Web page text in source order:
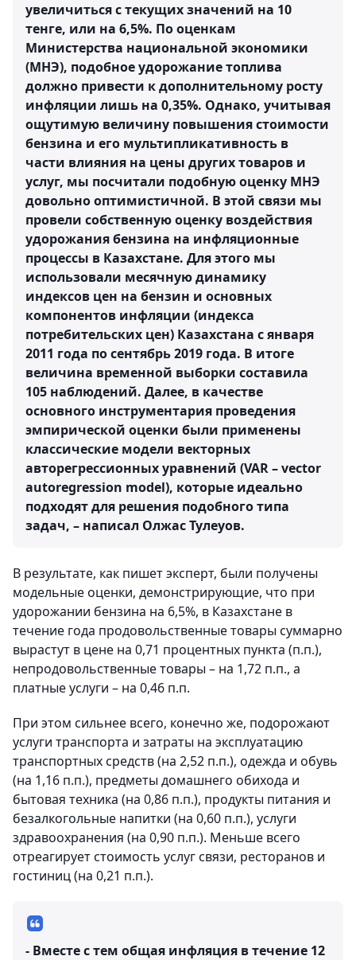
увеличиться с текущих значений на 10
тенге, или на 6,5%. По оценкам
Министерства национальной экономики
(МНЭ), подобное удорожание топлива
должно привести к дополнительному росту
инфляции лишь на 0,35%. Однако, учитывая
ощутимую величину повышения стоимости
бензина и его мультипликативность в
части влияния на цены других товаров и
услуг, мы посчитали подобную оценку МНЭ
довольно оптимистичной. В этой связи мы
провели собственную оценку воздействия
удорожания бензина на инфляционные
процессы в Казахстане. Для этого мы
использовали месячную динамику
индексов цен на бензин и основных
компонентов инфляции (индекса
потребительских цен) Казахстана с января
2011 года по сентябрь 2019 года. В итоге
величина временной выборки составила
105 наблюдений. Далее, в качестве
основного инструментария проведения
эмпирической оценки были применены
классические модели векторных
авторегрессионных уравнений (VAR – vector
autoregression model), которые идеально
подходят для решения подобного типа
задач, – написал Олжас Тулеуов.
В результате, как пишет эксперт, были получены
модельные оценки, демонстрирующие, что при
удорожании бензина на 6,5%, в Казахстане в
течение года продовольственные товары суммарно
вырастут в цене на 0,71 процентных пункта (п.п.),
непродовольственные товары – на 1,72 п.п., а
платные услуги – на 0,46 п.п.
При этом сильнее всего, конечно же, подорожают
услуги транспорта и затраты на эксплуатацию
транспортных средств (на 2,52 п.п.), одежда и обувь
(на 1,16 п.п.), предметы домашнего обихода и
бытовая техника (на 0,86 п.п.), продукты питания и
безалкогольные напитки (на 0,60 п.п.), услуги
здравоохранения (на 0,90 п.п.). Меньше всего
отреагирует стоимость услуг связи, ресторанов и
гостиниц (на 0,21 п.п.).
- Вместе с тем общая инфляция в течение 12